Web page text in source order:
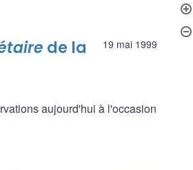
19 mai 1999
de la
aujourd'hui à l'occasion